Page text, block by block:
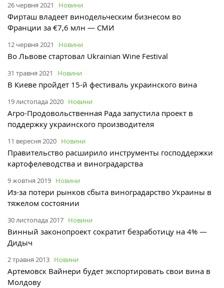
26 червня 2021 Новини
Фирташ владеет винодельческим бизнесом во
Франции за €7,6 млн — СМИ
12 червня 2021 Новини
Во Львове стартовал Ukrainian Wine Festival
31 травня 2021 Новини
В Киеве пройдет 15-й фестиваль украинского вина
19 листопада 2020 Новини
Агро-Продовольственная Рада запустила проект в
поддержку украинского производителя
11 вересня 2020 Новини
Правительство расширило инструменты господдержки
картофелеводства и виноградарства
9 жовтня 2019 Новини
Из-за потери рынков сбыта виноградарство Украины в
тяжелом состоянии
30 листопада 2017 Новини
Винный законопроект сократит безработицу на 4% —
Дидыч
2 травня 2013 Новини
Артемовск Вайнери будет экспортировать свои вина в
Молдову